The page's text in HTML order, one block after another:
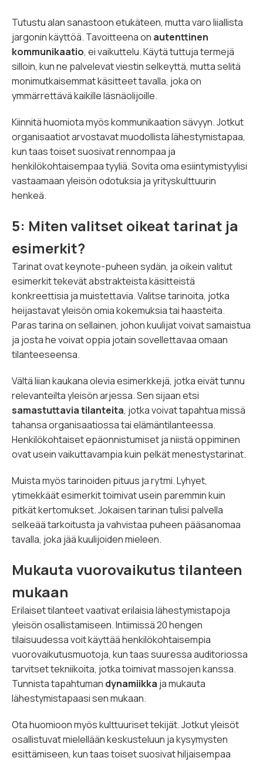
Tutustu alan sanastoon etukäteen, mutta varo liiallista
jargonin käyttöä. Tavoitteena on autenttinen
kommunikaatio, ei vaikuttelu. Käytä tuttuja termejä
silloin, kun ne palvelevat viestin selkeyttä, mutta selitä
monimutkaisemmat käsitteet tavalla, joka on
ymmärrettävä kaikille läsnäolijoille.
Kiinnitä huomiota myös kommunikaation sävyyn. Jotkut
organisaatiot arvostavat muodollista lähestymistapaa,
kun taas toiset suosivat rennompaa ja
henkilökohtaisempaa tyyliä. Sovita oma esiintymistyylisi
vastaamaan yleisön odotuksia ja yrityskulttuurin
henkeä.
5: Miten valitset oikeat tarinat ja
esimerkit?
Tarinat ovat keynote-puheen sydän, ja oikein valitut
esimerkit tekevät abstrakteista käsitteistä
konkreettisia ja muistettavia. Valitse tarinoita, jotka
heijastavat yleisön omia kokemuksia tai haasteita.
Paras tarina on sellainen, johon kuulijat voivat samaistua
ja josta he voivat oppia jotain sovellettavaa omaan
tilanteeseensa.
Vältä liian kaukana olevia esimerkkejä, jotka eivät tunnu
relevanteilta yleisön arjessa. Sen sijaan etsi
samastuttavia tilanteita, jotka voivat tapahtua missä
tahansa organisaatiossa tai elämäntilanteessa.
Henkilökohtaiset epäonnistumiset ja niistä oppiminen
ovat usein vaikuttavampia kuin pelkät menestystarinat.
Muista myös tarinoiden pituus ja rytmi. Lyhyet,
ytimekkäät esimerkit toimivat usein paremmin kuin
pitkät kertomukset. Jokaisen tarinan tulisi palvella
selkeää tarkoitusta ja vahvistaa puheen pääsanomaa
tavalla, joka jää kuulijoiden mieleen.
Mukauta vuorovaikutus tilanteen
mukaan
Erilaiset tilanteet vaativat erilaisia lähestymistapoja
yleisön osallistamiseen. Intiimissä 20 hengen
tilaisuudessa voit käyttää henkilökohtaisempia
vuorovaikutusmuotoja, kun taas suuressa auditoriossa
tarvitset tekniikoita, jotka toimivat massojen kanssa.
Tunnista tapahtuman dynamiikka ja mukauta
lähestymistapaasi sen mukaan.
Ota huomioon myös kulttuuriset tekijät. Jotkut yleisöt
osallistuvat mielellään keskusteluun ja kysymysten
esittämiseen, kun taas toiset suosivat hiljaisempaa